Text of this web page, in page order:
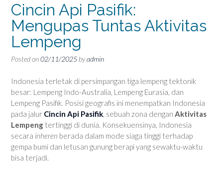
Cincin Api Pasifik:
Mengupas Tuntas Aktivitas
Lempeng
Posted on02/11/2025 byadmin
Indonesia terletak di persimpangan tiga lempeng tektonik
besar: Lempeng Indo-Australia, Lempeng Eurasia, dan
Lempeng Pasifik. Posisi geografis ini menempatkan Indonesia
pada jalur Cincin Api Pasifik, sebuah zona dengan Aktivitas
Lempeng tertinggi di dunia. Konsekuensinya, Indonesia
secara inheren berada dalam mode siaga tinggi terhadap
gempa bumi dan letusan gunung berapi yang sewaktu-waktu
bisa terjadi.